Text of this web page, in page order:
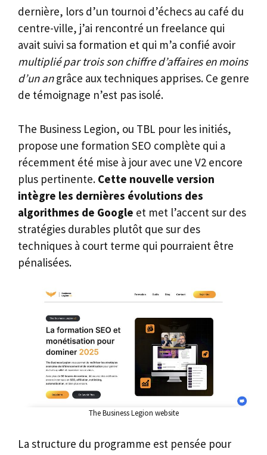
dernière, lors d’un tournoi d’échecs au café du
centre-ville, j’ai rencontré un freelance qui
avait suivi sa formation et qui m’a confié avoir
multiplié par trois son chiffre d’affaires en moins
d’un angrâce aux techniques apprises. Ce genre
de témoignage n’est pas isolé.
The Business Legion, ou TBL pour les initiés,
propose une formation SEO complète qui a
récemment été mise à jour avec une V2 encore
plus pertinente. Cette nouvelle version
intègre les dernières évolutions des
algorithmes de Google et met l’accent sur des
stratégies durables plutôt que sur des
techniques à court terme qui pourraient être
pénalisées.
The Business Legion website
La structure du programme est pensée pour